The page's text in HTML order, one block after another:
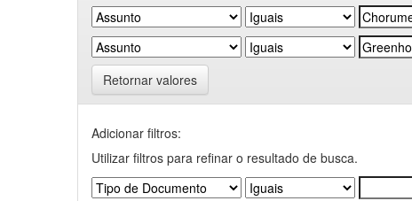
Retornar valores
Adicionar filtros:
Utilizar filtros para refinar o resultado de busca.